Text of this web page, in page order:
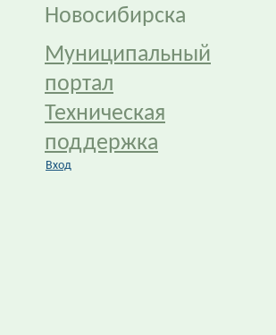
Новосибирска
Муниципальный
портал
Техническая
поддержка
Вход